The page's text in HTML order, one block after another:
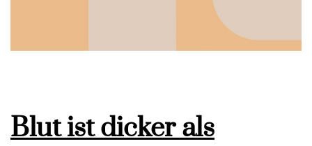
Blut ist dicker als